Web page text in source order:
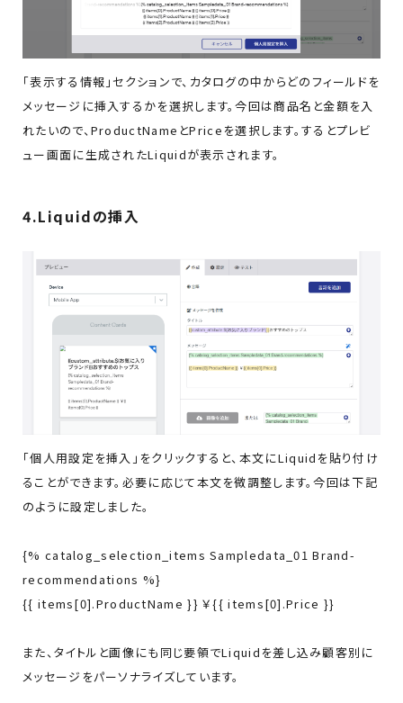
「表示する情報」セクションで、カタログの中からどのフィールドを
メッセージに挿入するかを選択します。今回は商品名と金額を入
れたいので、ProductNameとPriceを選択します。するとプレビ
ュー画面に生成されたLiquidが表示されます。
4.Liquidの挿入
「個人用設定を挿入」をクリックすると、本文にLiquidを貼り付け
ることができます。必要に応じて本文を微調整します。今回は下記
のように設定しました。
{% catalog_selection_items Sampledata_01 Brand-
recommendations %}
{{ items[0].ProductName }} ￥{{ items[0].Price }}
また、タイトルと画像にも同じ要領でLiquidを差し込み顧客別に
メッセージをパーソナライズしています。